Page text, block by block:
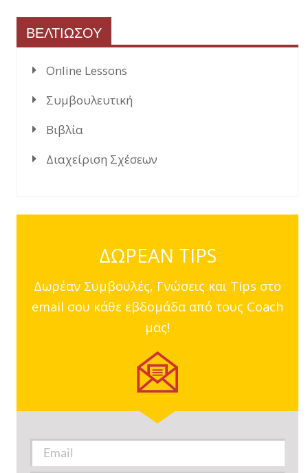
ΒΕΛΤΙΩΣΟΥ
Online Lessons
Συμβουλευτική
Βιβλία
Διαχείριση Σχέσεων
ΔΩΡΕΑΝ TIPS
Δωρέαν Συμβουλές, Γνώσεις και Tips στο
email σου κάθε εβδομάδα από τους Coach
μας!